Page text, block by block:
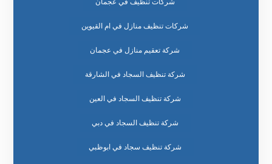
شركات تنظيف في عجمان
شركات تنظيف منازل في ام القيوين
شركة تعقيم منازل في عجمان
شركة تنظيف السجاد في الشارقة
شركة تنظيف السجاد في العين
شركة تنظيف السجاد في دبي
شركة تنظيف سجاد في ابوظبي